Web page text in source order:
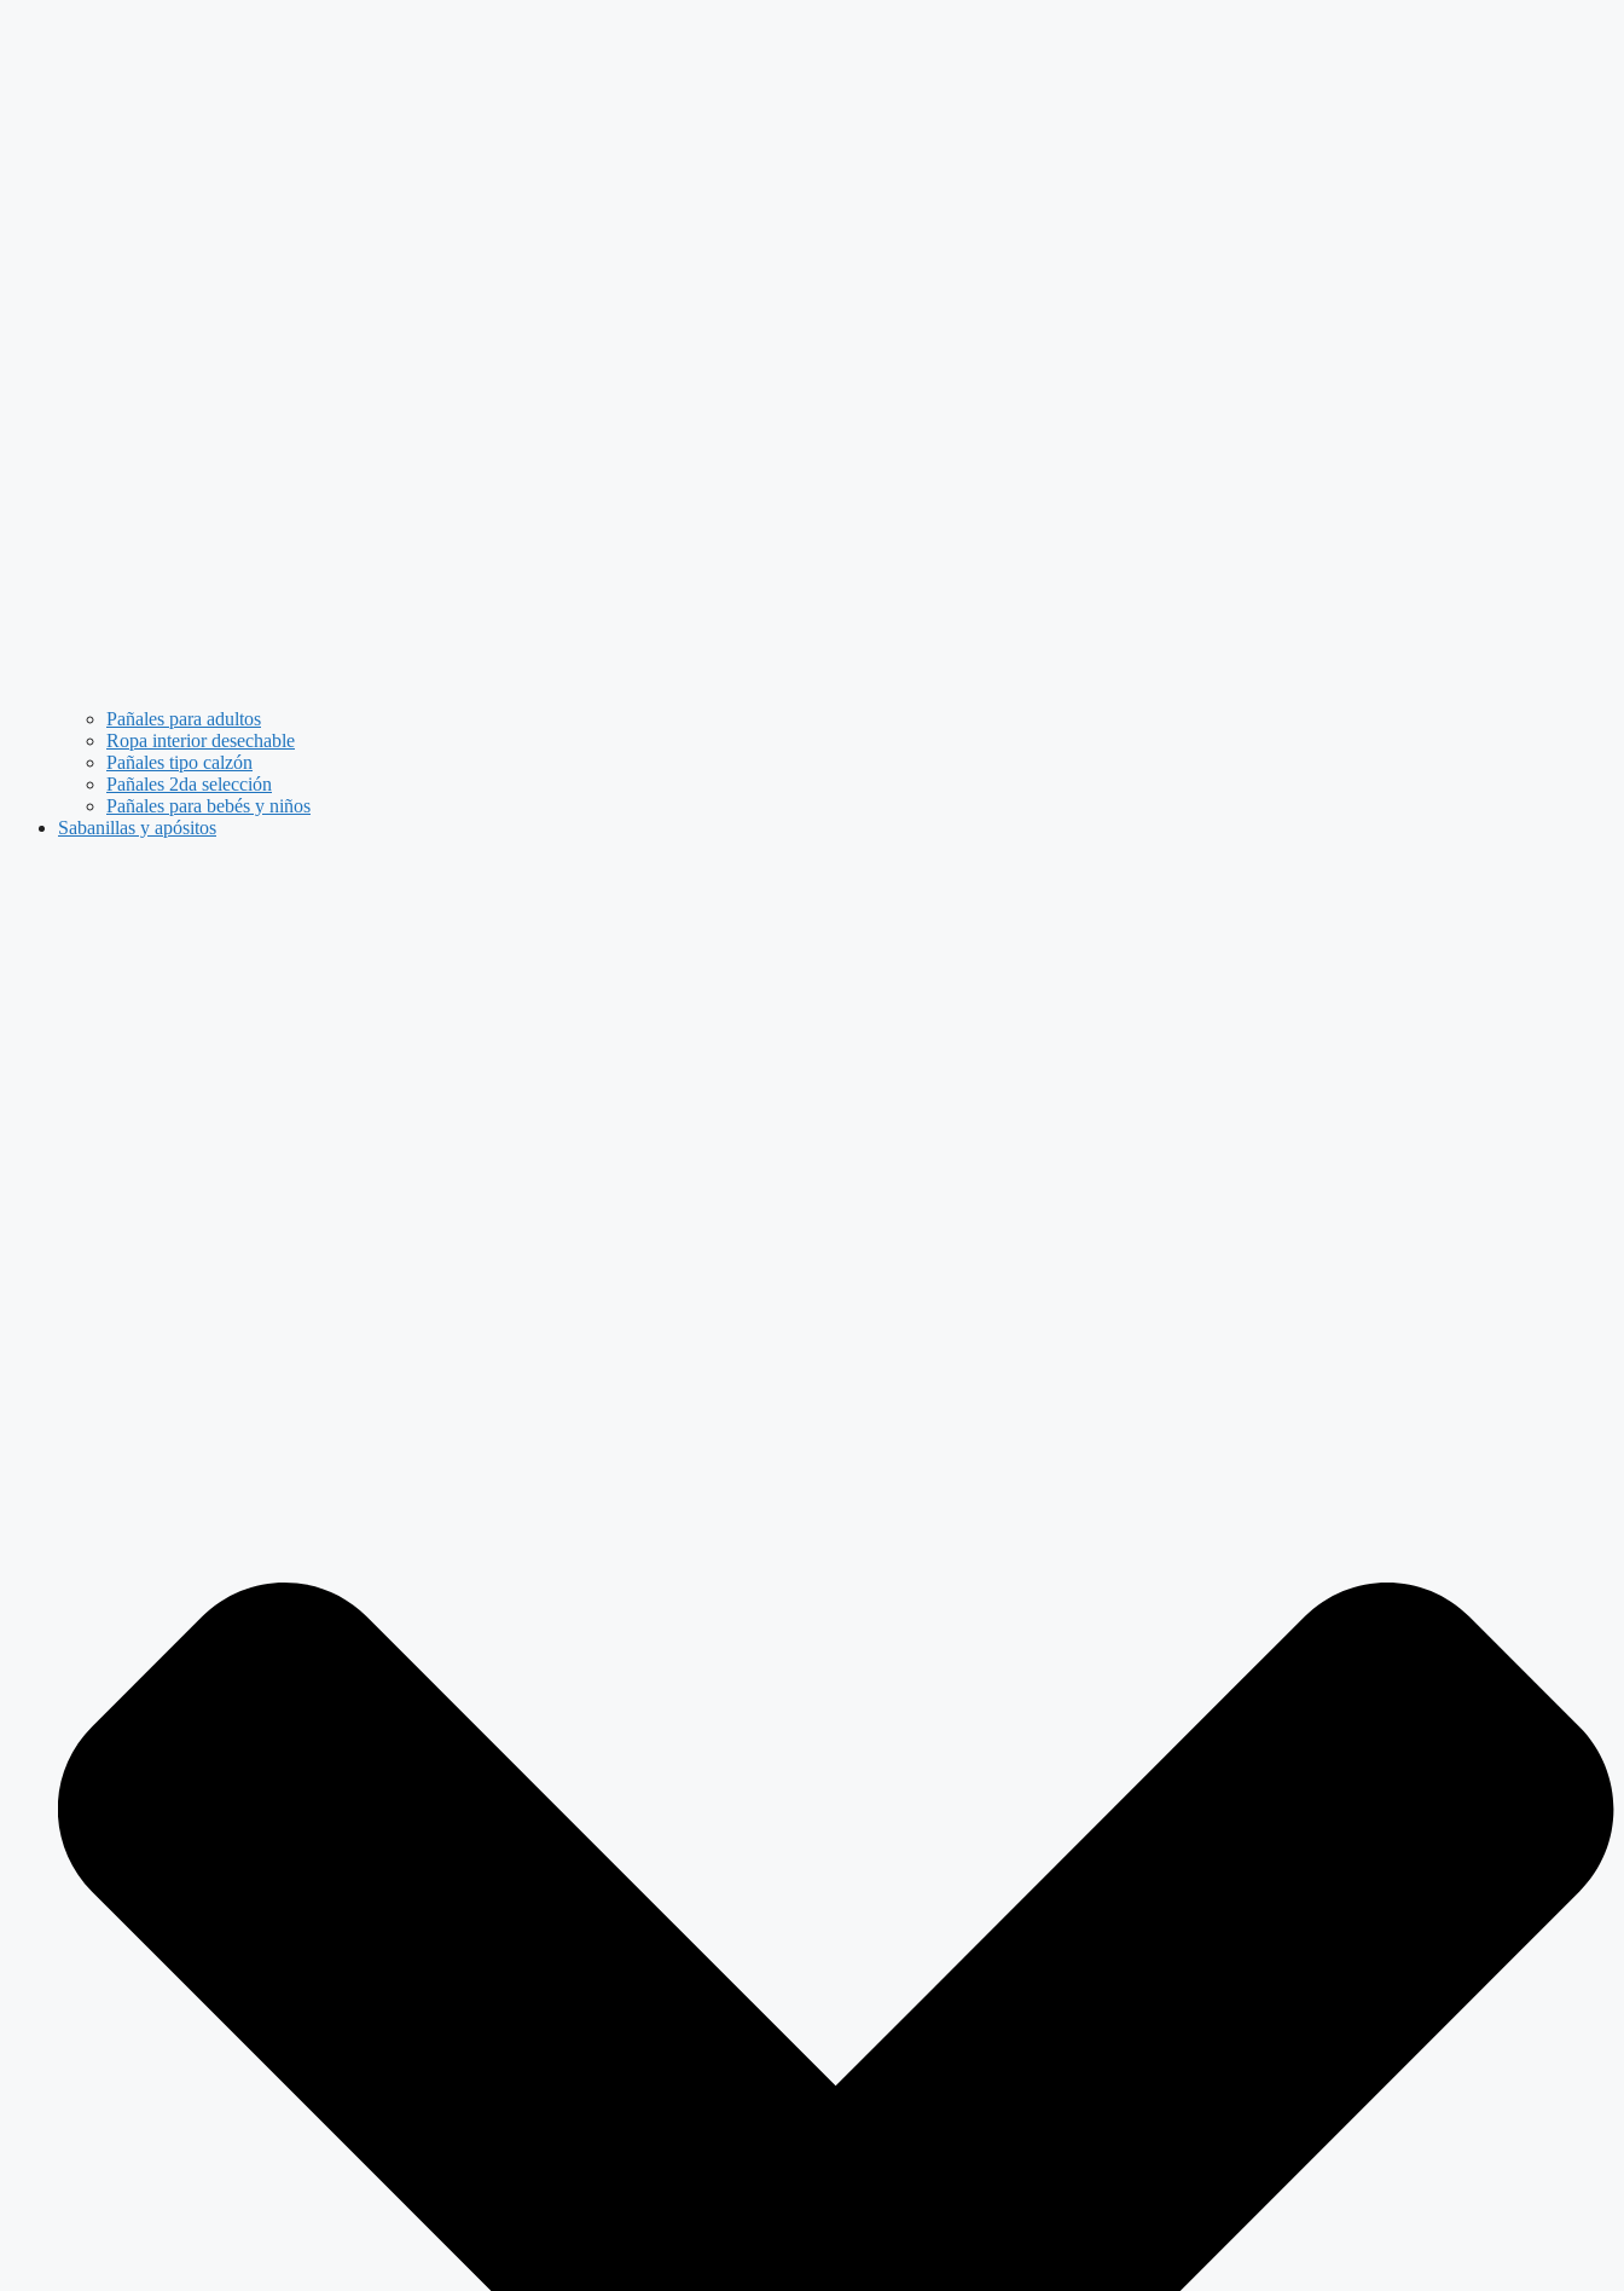
Pañales para adultos
Ropa interior desechable
Pañales tipo calzón
Pañales 2da selección
Pañales para bebés y niños
Sabanillas y apósitos